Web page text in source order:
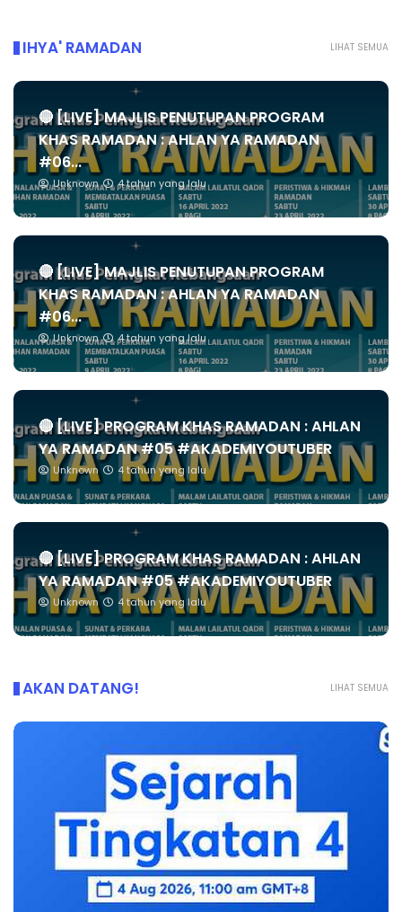
LIHAT SEMUA
IHYA' RAMADAN
🔴 [LIVE] MAJLIS PENUTUPAN PROGRAM
KHAS RAMADAN : AHLAN YA RAMADAN
#06...
Unknown 4 tahun yang lalu
🔴 [LIVE] MAJLIS PENUTUPAN PROGRAM
KHAS RAMADAN : AHLAN YA RAMADAN
#06...
Unknown 4 tahun yang lalu
🔴 [LIVE] PROGRAM KHAS RAMADAN : AHLAN
YA RAMADAN #05 #AKADEMIYOUTUBER
Unknown 4 tahun yang lalu
🔴 [LIVE] PROGRAM KHAS RAMADAN : AHLAN
YA RAMADAN #05 #AKADEMIYOUTUBER
Unknown 4 tahun yang lalu
LIHAT SEMUA
AKAN DATANG!